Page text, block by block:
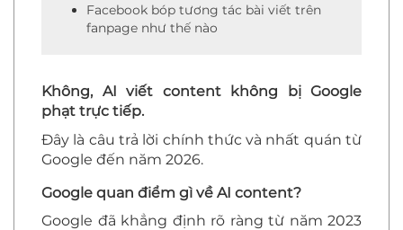
Facebook bóp tương tác bài viết trên
fanpage như thế nào
Không, AI viết content không bị Google
phạt trực tiếp.
Đây là câu trả lời chính thức và nhất quán từ
Google đến năm 2026.
Google quan điểm gì về AI content?
Google đã khẳng định rõ ràng từ năm 2023